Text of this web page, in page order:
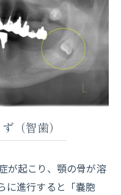
（智歯）
が起こり、顎の骨が溶
に進行すると「嚢胞